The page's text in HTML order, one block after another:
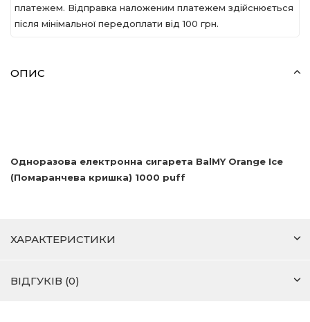
платежем. Відправка наложеним платежем здійснюється
після мінімальної передоплати вiд 100 грн.
ОПИС
Одноразова електронна сигарета BalMY Orange Ice
(Помаранчева кришка) 1000 puff
ХАРАКТЕРИСТИКИ
ВІДГУКІВ (0)